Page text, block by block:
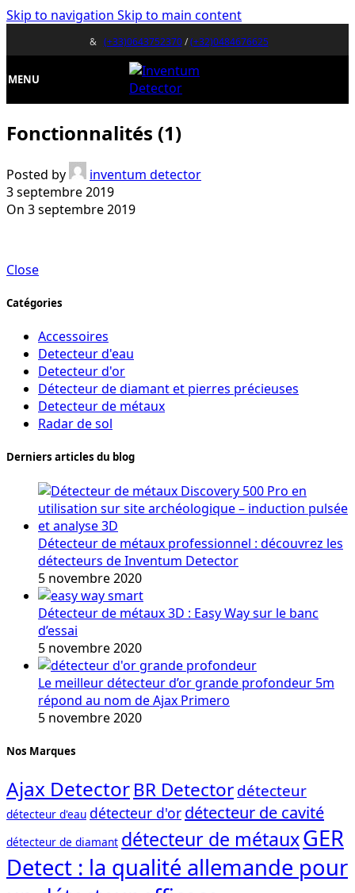
Skip to navigation Skip to main content
& (+33)0643752370/(+32)0484676625
MENU
Fonctionnalités (1)
Posted by
inventum detector
3 septembre 2019
On 3 septembre 2019
Close
Catégories
Accessoires
Detecteur d'eau
Detecteur d'or
Détecteur de diamant et pierres précieuses
Detecteur de métaux
Radar de sol
Derniers articles du blog
Détecteur de métaux professionnel : découvrez les
détecteurs de Inventum Detector
5 novembre 2020
Détecteur de métaux 3D : Easy Way sur le banc
d’essai
5 novembre 2020
Le meilleur détecteur d’or grande profondeur 5m
répond au nom de Ajax Primero
5 novembre 2020
Nos Marques
Ajax DetectorBR Detectordétecteur
détecteur d'eau détecteur d'or détecteur de cavité
détecteur de diamant détecteur de métauxGER
Detect : la qualité allemande pour